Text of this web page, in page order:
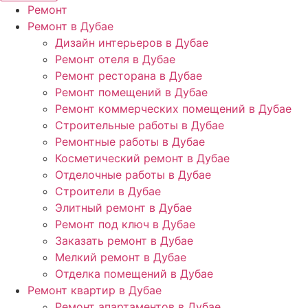
Ремонт
Ремонт в Дубае
Дизайн интерьеров в Дубае
Ремонт отеля в Дубае
Ремонт ресторана в Дубае
Ремонт помещений в Дубае
Ремонт коммерческих помещений в Дубае
Строительные работы в Дубае
Ремонтные работы в Дубае
Косметический ремонт в Дубае
Отделочные работы в Дубае
Строители в Дубае
Элитный ремонт в Дубае
Ремонт под ключ в Дубае
Заказать ремонт в Дубае
Мелкий ремонт в Дубае
Отделка помещений в Дубае
Ремонт квартир в Дубае